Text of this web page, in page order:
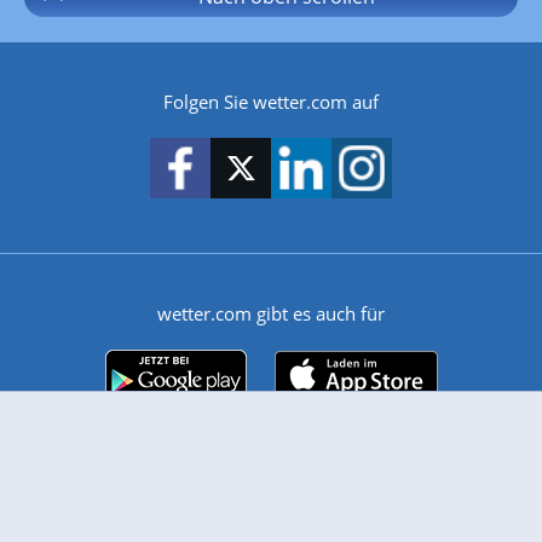
Folgen Sie wetter.com auf
wetter.com gibt es auch für